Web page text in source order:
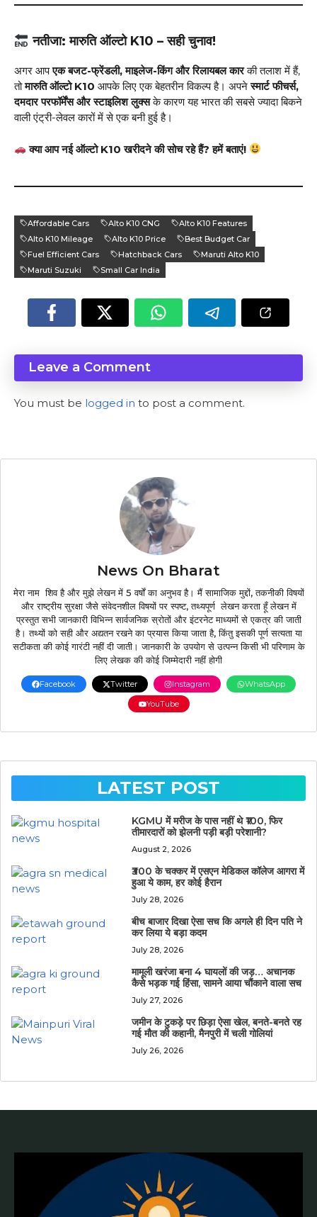
नतीजा: मारुति ऑल्टो K10 – सही चुनाव!
अगर आपएक बजट-फ्रेंडली, माइलेज-किंग और रिलायबल कारकी तलाश में हैं,
तोमारुति ऑल्टो K10 आपके लिए एक बेहतरीन विकल्प है। अपनेस्मार्ट फीचर्स,
दमदार परफॉर्मेंस और स्टाइलिश लुक्सके कारण यह भारत की सबसे ज्यादा बिकने
वाली एंट्री-लेवल कारों में से एक बनी हुई है।
क्या आप नई ऑल्टो K10 खरीदने की सोच रहे हैं? हमें बताएं!
Affordable Cars Alto K10 CNG
Alto K10 Features
Alto K10 Mileage
Alto K10 Price
Best Budget Car
Fuel Efficient Cars
Hatchback Cars
Maruti Alto K10
Maruti Suzuki
Small Car India
Leave a Comment
You must be logged in to post a comment.
News On Bharat
मेरा नाम शिव है और मुझे लेखन में 5 वर्षों का अनुभव है। मैं सामाजिक मुद्दों, तकनीकी विषयों
और राष्ट्रीय सुरक्षा जैसे संवेदनशील विषयों पर स्पष्ट, तथ्यपूर्ण लेखन करता हूँ लेखन में
प्रस्तुत सभी जानकारी विभिन्न सार्वजनिक स्रोतों और इंटरनेट माध्यमों से एकत्र की जाती
है। तथ्यों को सही और अद्यतन रखने का प्रयास किया जाता है, किंतु इसकी पूर्ण सत्यता या
सटीकता की कोई गारंटी नहीं दी जाती। जानकारी के उपयोग से उत्पन्न किसी भी परिणाम के
लिए लेखक की कोई जिम्मेदारी नहीं होगी
Facebook Twitter Instagram
WhatsApp
YouTube
LATEST POST
KGMU में मरीज के पास नहीं थे ₹100, फिर
तीमारदारों को झेलनी पड़ी बड़ी परेशानी?
August 2, 2026
₹300 के चक्कर में एसएन मेडिकल कॉलेज आगरा में
हुआ ये काम, हर कोई हैरान
July 28, 2026
बीच बाजार दिखा ऐसा सच कि अगले ही दिन पति ने
कर लिया ये बड़ा कदम
July 28, 2026
मामूली खरंजा बना 4 घायलों की जड़… अचानक
कैसे भड़क गई हिंसा, सामने आया चौंकाने वाला सच
July 27, 2026
जमीन के टुकड़े पर छिड़ा ऐसा खेल, बनते-बनते रह
गई मौत की कहानी, मैनपुरी में चली गोलियां
July 26, 2026